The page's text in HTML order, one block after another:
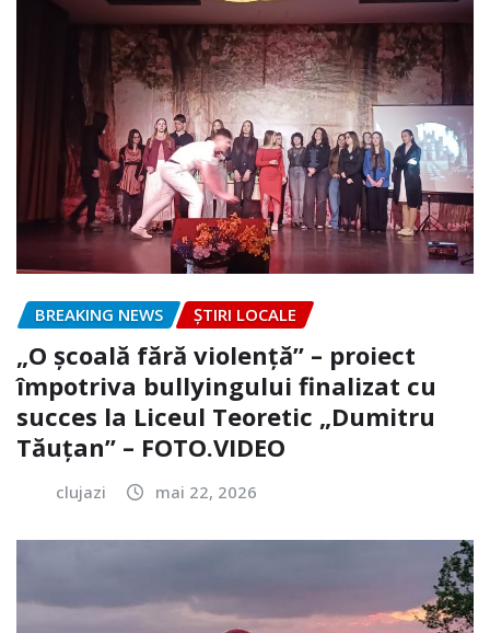
BREAKING NEWS ȘTIRI LOCALE
„O școală fără violență” – proiect
împotriva bullyingului finalizat cu
succes la Liceul Teoretic „Dumitru
Tăuțan” – FOTO.VIDEO
clujazi mai 22, 2026